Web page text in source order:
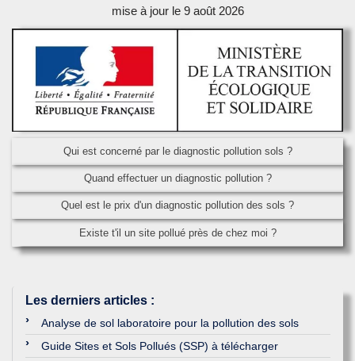
mise à jour le 9 août 2026
Qui est concerné par le diagnostic pollution sols ?
Quand effectuer un diagnostic pollution ?
Quel est le prix d'un diagnostic pollution des sols ?
Existe t'il un site pollué près de chez moi ?
Les derniers articles :
Analyse de sol laboratoire pour la pollution des sols
Guide Sites et Sols Pollués (SSP) à télécharger